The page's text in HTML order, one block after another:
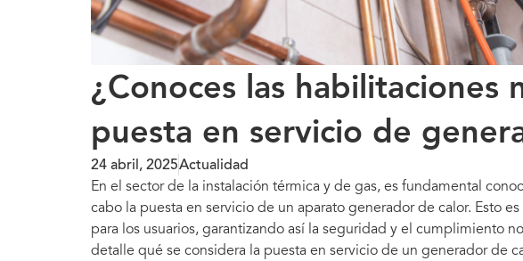
¿Conoces las habilitaciones
puesta en servicio de
24 abril, 2025Actualidad
En el sector de la instalación térmica y de gas, es fundamental
cabo la puesta en servicio de un aparato generador de calor. Esto
para los usuarios, garantizando así la seguridad y el cumplimiento
detalle qué se considera la puesta en servicio de un generador de